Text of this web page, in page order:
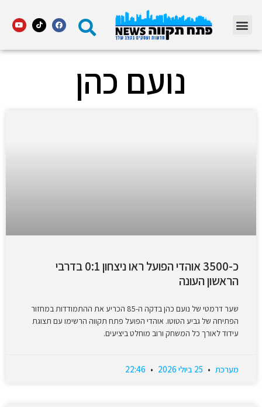
נועם כהן
כ-3500 אוהדי הפועל ראו ניצחון 0:1 בדרבי
הראשון העונה
שער דרמטי של נועם כהן בדקה ה-85 הכריע את ההתמודדות במחזור
הפתיחה של גביע הטוטו. אוהדי הפועל פתח תקווה הרשימו עם תצוגת
עידוד לאורך כל המשחק ורוב מוחלט ביציעים.
מערכת